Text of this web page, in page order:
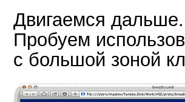
Двигаемся
Пробуем
с большой зоной